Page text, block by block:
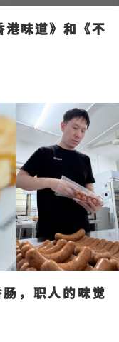
味道》和《不
，职人的味觉